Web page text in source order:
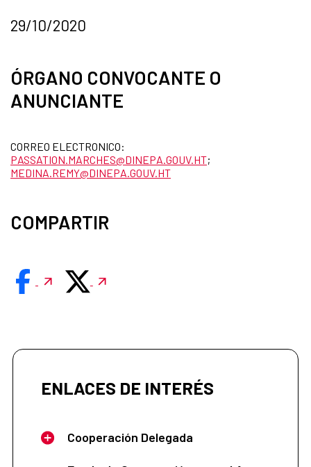
29/10/2020
ÓRGANO CONVOCANTE O
ANUNCIANTE
CORREO ELECTRONICO:
PASSATION.MARCHES@DINEPA.GOUV.HT;
MEDINA.REMY@DINEPA.GOUV.HT
COMPARTIR
ENLACES DE INTERÉS
Cooperación Delegada